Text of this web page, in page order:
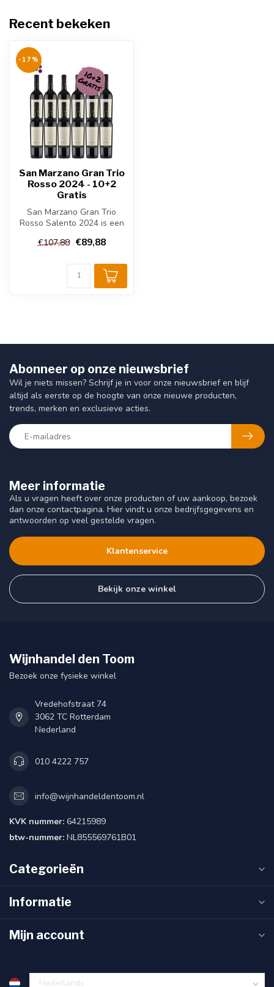
Recent bekeken
-17%
San Marzano Gran Trio
Rosso 2024 - 10+2
Gratis
San Marzano Gran Trio
Rosso Salento 2024 is een
b...
€107,88 €89,88
Meer informatie
Als u vragen heeft over onze producten of uw aankoop, bezoek
dan onze contactpagina. Hier vindt u onze bedrijfsgegevens en
antwoorden op veel gestelde vragen.
Klantenservice
Bekijk onze winkel
Abonneer op onze nieuwsbrief
Wil je niets missen? Schrijf je in voor onze nieuwsbrief en blijf
altijd als eerste op de hoogte van onze nieuwe producten,
trends, merken en exclusieve acties.
Wijnhandel den Toom
Bezoek onze fysieke winkel
Vredehofstraat 74
3062 TC Rotterdam
Nederland
010 4222 757
info@wijnhandeldentoom.nl
KVK nummer: 64215989
btw-nummer: NL855569761B01
Categorieën
Informatie
Mijn account